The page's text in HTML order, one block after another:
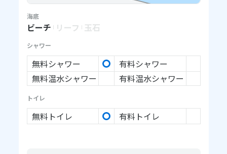
海底
ビーチ リーフ 玉石
シャワー
無料シャワー
有料シャワー
無料温水シャワー
有料温水シャワー
トイレ
無料トイレ 有料トイレ